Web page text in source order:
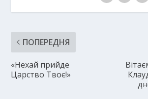
ПОПЕРЕДНЯ
«Нехай прийде
Царство Твоє!»